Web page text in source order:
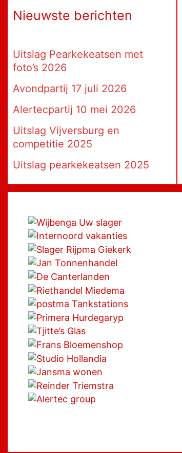
Nieuwste berichten
Uitslag Pearkekeatsen met
foto’s 2026
Avondpartij 17 juli 2026
Alertecpartij 10 mei 2026
Uitslag Vijversburg en
competitie 2025
Uitslag pearkekeatsen 2025